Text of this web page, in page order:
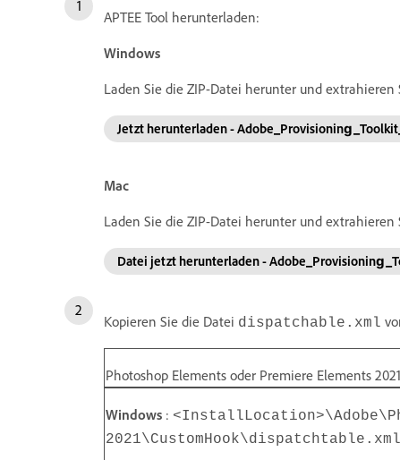
APTEE Tool herunterladen:
Windows
Laden Sie die ZIP-Datei herunter und extrahieren
Jetzt herunterladen -
Mac
Laden Sie die ZIP-Datei herunter und extrahieren
Datei jetzt herunterladen -
Kopieren Sie die Datei dispatchable.xml
Photoshop Elements oder Premiere Elements 2021
Windows :
2021\CustomHook\dispatchtable.xml